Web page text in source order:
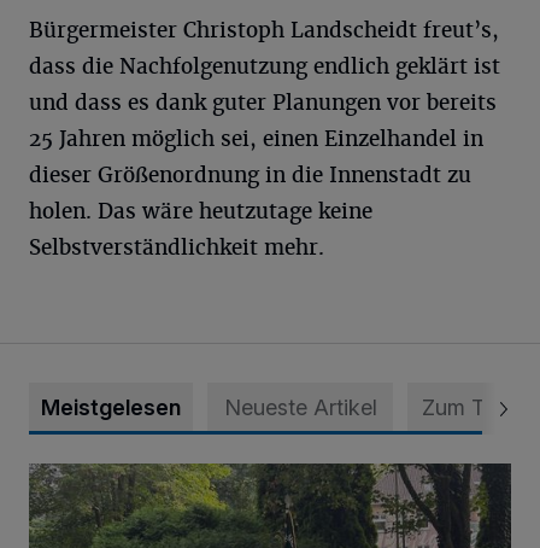
Bürgermeister Christoph Landscheidt freut’s,
dass die Nachfolgenutzung endlich geklärt ist
und dass es dank guter Planungen vor bereits
25 Jahren möglich sei, einen Einzelhandel in
dieser Größenordnung in die Innenstadt zu
holen. Das wäre heutzutage keine
Selbstverständlichkeit mehr.
Meistgelesen Neueste Artikel Zum Thema
Schützenfest mit neuem Ablaufplan